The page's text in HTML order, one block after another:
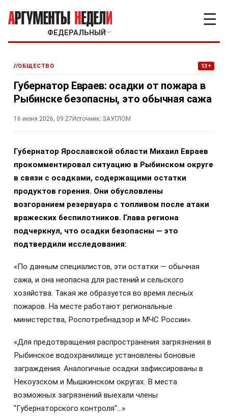
ФЕДЕРАЛЬНЫЙ ﹀
☰
//ОБЩЕСТВО 13+
Губернатор Евраев: осадки от пожара в
Рыбинске безопасны, это обычная сажа
16 июня 2026, 09:27 Источник: ЗАУГЛОМ
Губернатор Ярославской области Михаил Евраев
прокомментировал ситуацию в Рыбинском округе
в связи с осадками, содержащими остатки
продуктов горения. Они обусловлены
возгоранием резервуара с топливом после атаки
вражеских беспилотников. Глава региона
подчеркнул, что осадки безопасны — это
подтвердили исследования:
«По данным специалистов, эти остатки — обычная
сажа, и она неопасна для растений и сельского
хозяйства. Такая же образуется во время лесных
пожаров. На месте работают региональные
министерства, Роспотребнадзор и МЧС России».
«Для предотвращения распространения загрязнения в
Рыбинское водохранилище установлены боновые
заграждения. Аналогичные осадки зафиксированы в
Некоузском и Мышкинском округах. В места
возможных загрязнений выехали члены
"Губернаторского контроля"…»